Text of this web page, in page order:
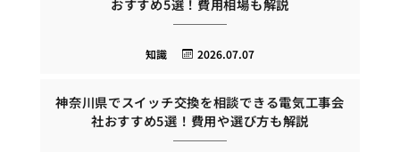
おすすめ5選！費用相場も解説
2026.07.07
知識
神奈川県でスイッチ交換を相談できる電気工事会
社おすすめ5選！費用や選び方も解説